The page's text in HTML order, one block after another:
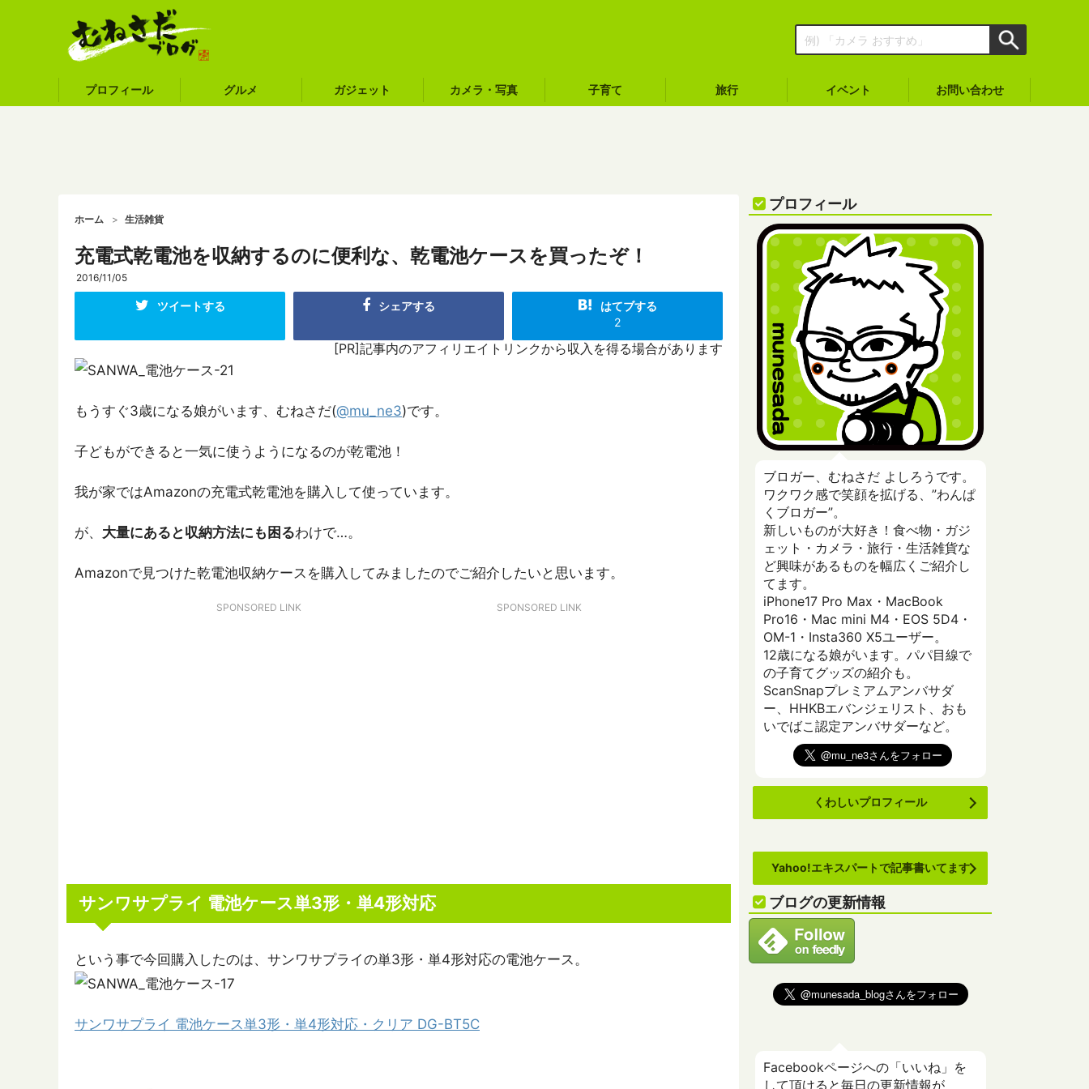
プロフィール グルメ ガジェット カメラ・写真 子育て 旅行 イベント お問い合わせ
ホーム 生活雑貨
充電式乾電池を収納するのに便利な、乾電池ケースを買ったぞ！
2016/11/05
ツイートする シェアする
はてブする
2
[PR]記事内のアフィリエイトリンクから収入を得る場合があります
もうすぐ3歳になる娘がいます、むねさだ(@mu_ne3)です。
子どもができると一気に使うようになるのが乾電池！
我が家ではAmazonの充電式乾電池を購入して使っています。
が、 大量にあると収納方法にも困るわけで…。
Amazonで見つけた乾電池収納ケースを購入してみましたのでご紹介したいと思います。
SPONSORED LINK SPONSORED LINK
サンワサプライ 電池ケース単3形・単4形対応
という事で今回購入したのは、サンワサプライの単3形・単4形対応の電池ケース。
サンワサプライ 電池ケース単3形・単4形対応・クリア DG-BT5C
プロフィール
ブロガー、むねさだ よしろうです。
ワクワク感で笑顔を拡げる、”わんぱ
くブロガー”。
新しいものが大好き！食べ物・ガジ
ェット・カメラ・旅行・生活雑貨な
ど興味があるものを幅広くご紹介し
てます。
iPhone17 Pro Max・MacBook
Pro16・Mac mini M4・EOS 5D4・
OM-1・Insta360 X5ユーザー。
12歳になる娘がいます。パパ目線で
の子育てグッズの紹介も。
ScanSnapプレミアムアンバサダ
ー、HHKBエバンジェリスト、おも
いでばこ認定アンバサダーなど。
くわしいプロフィール
Yahoo!エキスパートで記事書いてます
ブログの更新情報
Facebookページへの「いいね」を
して頂けると毎日の更新情報が